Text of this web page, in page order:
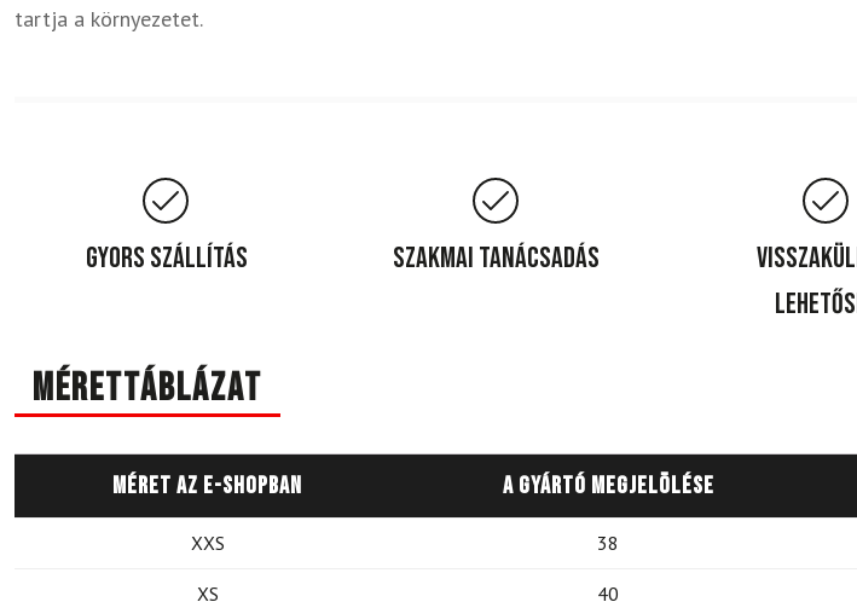
tartja a környezetet.
Gyors szállítás Szakmai tanácsadás
Mérettáblázat
Méret az e-shopban A gyártó megjelölése
XXS 38
XS 40